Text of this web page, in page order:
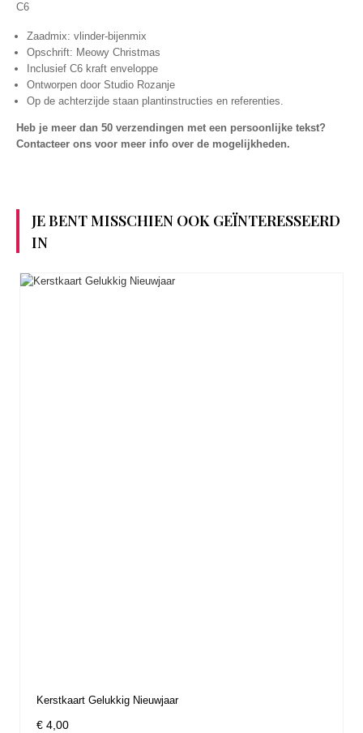
C6
Zaadmix: vlinder-bijenmix
Opschrift: Meowy Christmas
Inclusief C6 kraft enveloppe
Ontworpen door Studio Rozanje
Op de achterzijde staan plantinstructies en referenties.
Heb je meer dan 50 verzendingen met een persoonlijke tekst?
Contacteer ons voor meer info over de mogelijkheden.
JE BENT MISSCHIEN OOK GEÏNTERESSEERD
IN
Kerstkaart Gelukkig Nieuwjaar
€ 4,00